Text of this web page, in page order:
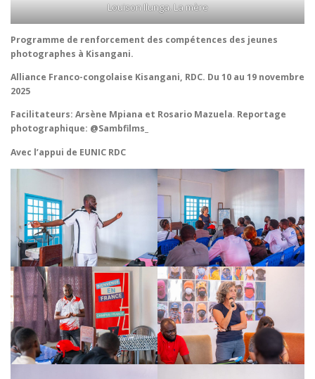
Louison Ilunga. La mère
Programme de renforcement des compétences des jeunes
photographes à Kisangani.
Alliance Franco-congolaise Kisangani, RDC. Du 10 au 19 novembre
2025
Facilitateurs: Arsène Mpiana et Rosario Mazuela. Reportage
photographique: @Sambfilms_
Avec l’appui de EUNIC RDC